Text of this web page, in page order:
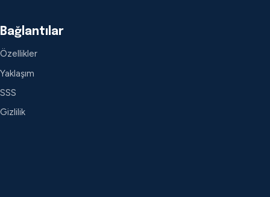
Bağlantılar
Özellikler
Yaklaşım
SSS
Gizlilik